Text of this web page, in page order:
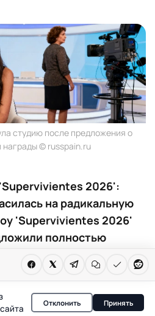
студию после предложения о
награды © russpain.ru
2026':
на радикальную
'Supervivientes 2026'
полностью
и бурную реакцию
Отклонить Принять